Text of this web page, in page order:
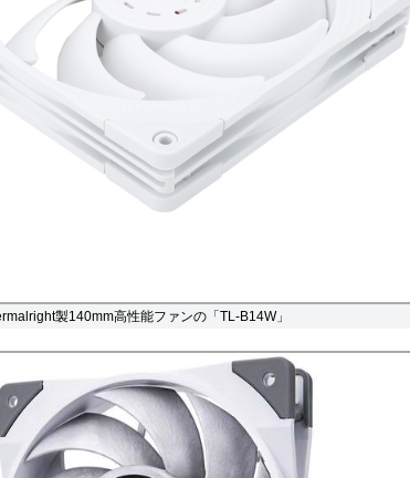
製140mm高性能ファンの「TL-B14W」